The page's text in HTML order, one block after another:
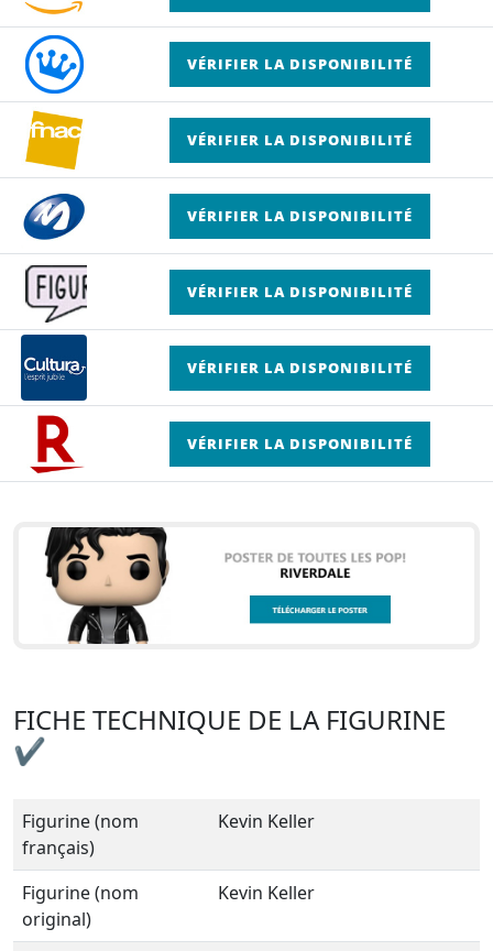
VÉRIFIER LA DISPONIBILITÉ
VÉRIFIER LA DISPONIBILITÉ
VÉRIFIER LA DISPONIBILITÉ
VÉRIFIER LA DISPONIBILITÉ
VÉRIFIER LA DISPONIBILITÉ
VÉRIFIER LA DISPONIBILITÉ
FICHE TECHNIQUE DE LA FIGURINE
✔
Figurine (nom
français)
Kevin Keller
Figurine (nom
original)
Kevin Keller